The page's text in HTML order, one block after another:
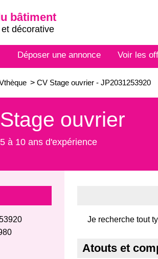
bâtiment
décorative
Déposer une annonce Voir les
> CV Stage ouvrier - JP2031253920
Stage ouvrier
5 à 10 ans d'expérience
Je recherche tout
Atouts et